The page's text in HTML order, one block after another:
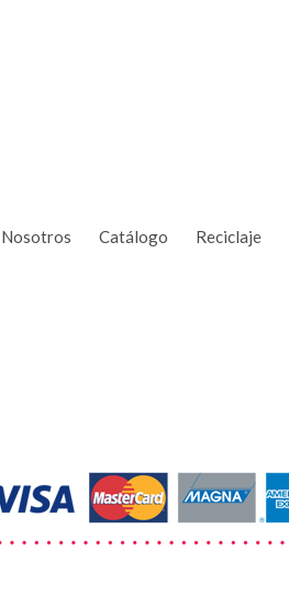
Nosotros Catálogo Reciclaje